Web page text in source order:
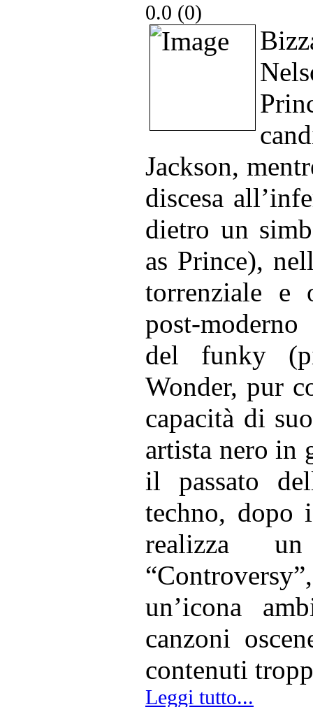
0.0 (0)
Jackson,
discesa
dietro un
as Prince),
torrenziale e
post-
del funky
Wonder, pur
capacità di
artista nero in
il passato
techno, dopo
realizza
un’icona
canzoni
contenuti
Leggi tutto...